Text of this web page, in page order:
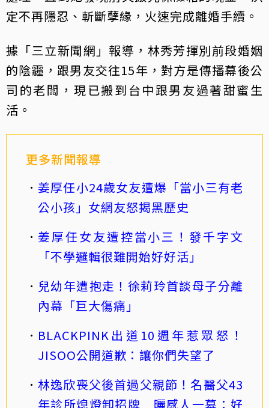
定不再隱忍、斬斷孽緣，火速完成離婚手續。
據「三立新聞網」報導，林秀芳揮別前段婚姻
的陰霾，跟男友交往15年，對方是傳播幕後公
司的老闆，現已搬到台中跟男友過著甜蜜生
活。
更多新聞報導
姜厚任小24歲女友遭爆「當小三有老
公小孩」女網友怒揭黑歷史
姜厚任女友遭控當小三！發千字文
「不學邏輯很難開始好好活」
兒幼年遭抱走！徐莉玲首談母子分離
內幕「巨大傷痛」
BLACKPINK出道10週年惹眾怒！
JISOO公開道歉：讓你們失望了
林逸欣喪父後首過父親節！名醫父43
年診所熄燈卸招牌 曬感人一幕：好